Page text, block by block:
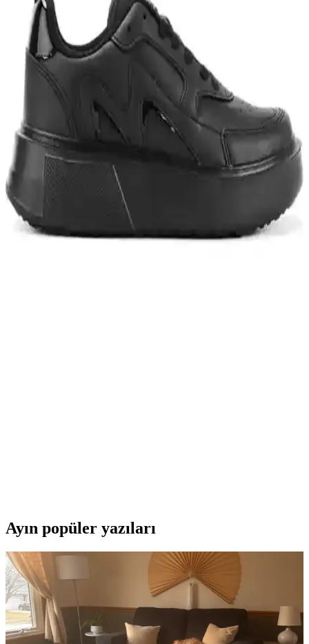
Kadın Günlük Şık ve Konforlu Sneaker: Modern
Tasarım ve Hafiflik Özelliğiyle Öne Çıkar
Günlük kullanım için tasarlanmış, hafif, şık ve rahat kadın sneaker
modeli, modern tasarımıyla aktif yaşam tarzına uygun, dayanıklı ve
kolay bakım avantajlarıyla öne çıkıyor.
Jump 28054 Siyah Beyaz Kadın Sneaker Modern
Tasarım ve Günlük Konfor İçin Uygun
Jump 28054 Siyah Beyaz kadın sneaker, modern tasarımı ve yüksek
konforuyla günlük aktivitelerinizde şıklık ve rahatlık sağlar,
dayanıklı malzemeleriyle uzun ömürlüdür.
Puma Smash 3.0 Buck ve V2 Buck Modelleri
Karşılaştırması: Tasarım, Konfor ve Dayanıklılık
Analizi
Ayın popüler yazıları